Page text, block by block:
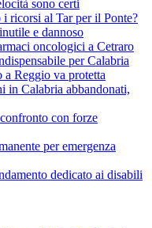
sono certi
ricorsi al Tar per il Ponte?
e dannoso
oncologici a Cetraro
per Calabria
Reggio va protetta
in Calabria abbandonati,
con forze
per emergenza
dedicato ai disabili